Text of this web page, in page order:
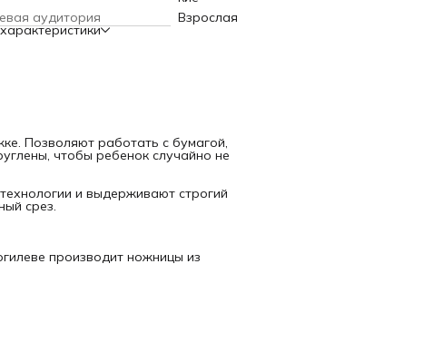
аудитория
Взрослая
Позволяют работать с бумагой,
чтобы ребенок случайно не
и выдерживают строгий
срез.
производит ножницы из